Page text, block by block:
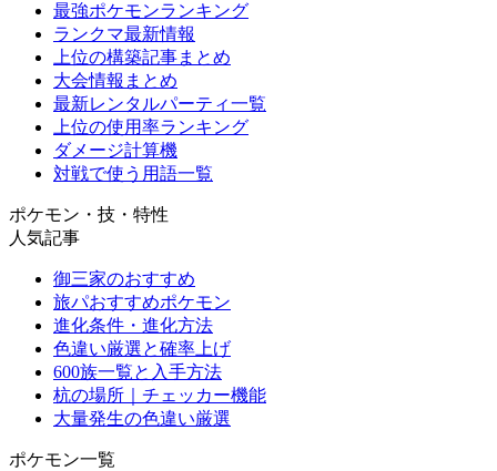
最強ポケモンランキング
ランクマ最新情報
上位の構築記事まとめ
大会情報まとめ
最新レンタルパーティ一覧
上位の使用率ランキング
ダメージ計算機
対戦で使う用語一覧
ポケモン・技・特性
人気記事
御三家のおすすめ
旅パおすすめポケモン
進化条件・進化方法
色違い厳選と確率上げ
600族一覧と入手方法
杭の場所｜チェッカー機能
大量発生の色違い厳選
ポケモン一覧